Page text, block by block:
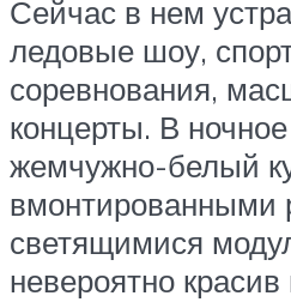
Сейчас в нем
ледовые шоу,
соревнования,
концерты. В
жемчужно-белый
вмонтированными
светящимися
невероятно